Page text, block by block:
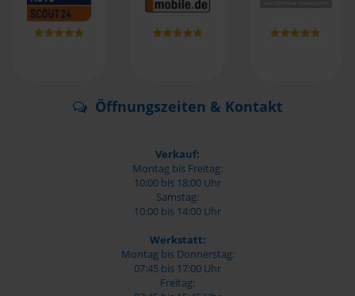
Öffnungszeiten & Kontakt
Verkauf:
Montag bis Freitag:
10:00 bis 18:00 Uhr
Samstag:
10:00 bis 14:00 Uhr
Werkstatt:
Montag bis Donnerstag:
07:45 bis 17:00 Uhr
Freitag: